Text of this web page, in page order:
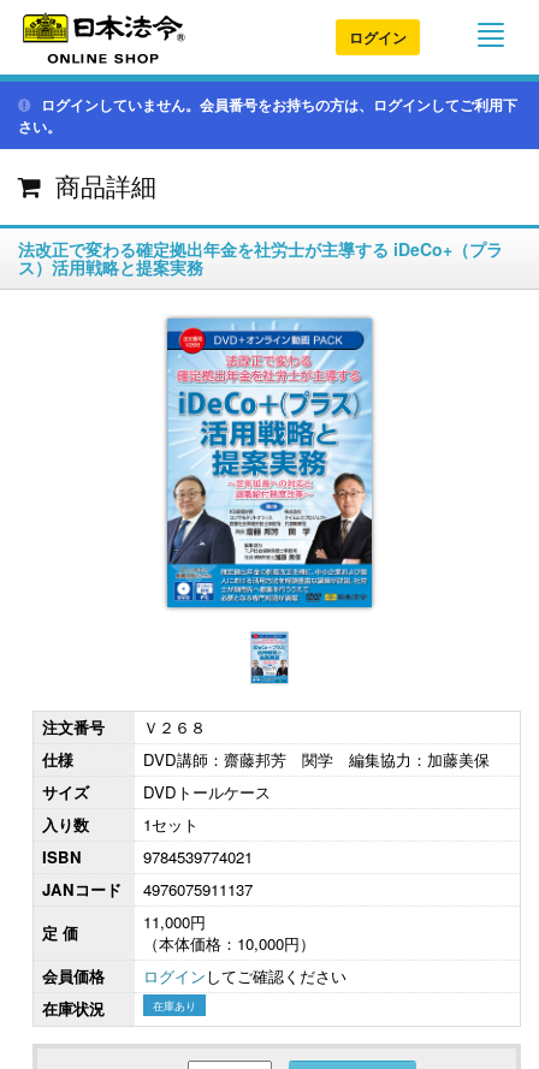
ログイン
ログインしていません。会員番号をお持ちの方は、ログインしてご利用下
さい。
商品詳細
法改正で変わる確定拠出年金を社労士が主導する iDeCo+（プラ
ス）活用戦略と提案実務
注文番号
Ｖ２６８
仕様
DVD講師：齋藤邦芳 関学 編集協力：加藤美保
サイズ
DVDトールケース
入り数
1セット
ISBN
9784539774021
JANコード
4976075911137
定 価
11,000円
（本体価格：10,000円）
会員価格
ログインしてご確認ください
在庫状況
在庫あり